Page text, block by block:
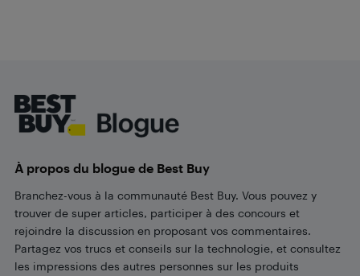
À propos du blogue de Best Buy
Branchez-vous à la communauté Best Buy. Vous pouvez y
trouver de super articles, participer à des concours et
rejoindre la discussion en proposant vos commentaires.
Partagez vos trucs et conseils sur la technologie, et consultez
les impressions des autres personnes sur les produits